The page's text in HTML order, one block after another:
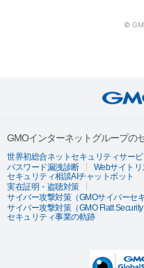
©
GMOインターネットグループの
世界初総合ネットセキュリティサービ
パスワード漏洩診断
Webサイト
セキュリティ相談AIチャットボット
実在証明・盗聴対策
サイバー攻撃対策（GMOサイバーセ
サイバー攻撃対策（GMO Flatt Security
セキュリティ事業の軌跡